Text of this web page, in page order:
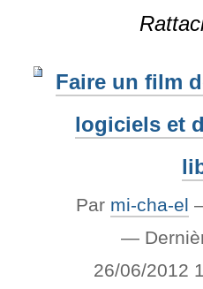
Faire un film
logiciels et
Par mi-cha-el
—
26/06/2012